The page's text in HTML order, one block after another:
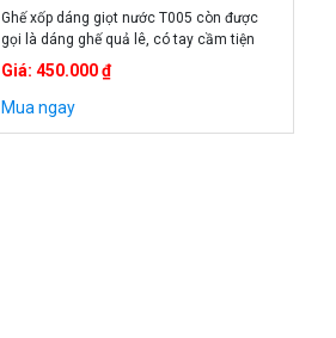
Ghế xốp dáng giọt nước T005 còn được
gọi là dáng ghế quả lê, có tay cầm tiện
dụng ở phần đỉnh ghế, 1 chiếc gối xốp
dáng giọt nước có thể tận dụng tối đa
được 5 kiểu ngồi khác nhau tùy chỉnh theo
Giá: 450.000 ₫
Mua ngay